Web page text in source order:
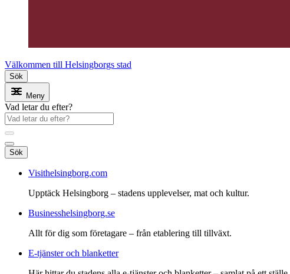
Välkommen till Helsingborgs stad
Sök
Meny
Vad letar du efter?
Sök
Visithelsingborg.com
Upptäck Helsingborg – stadens upplevelser, mat och kultur.
Businesshelsingborg.se
Allt för dig som företagare – från etablering till tillväxt.
E-tjänster och blanketter